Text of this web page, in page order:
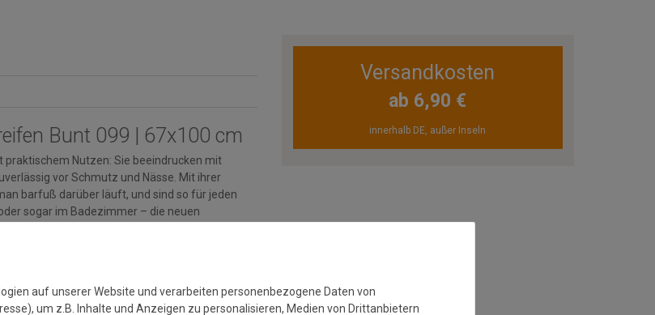
Bunt 099 | 67x100 cm
praktischem Nutzen: Sie beeindrucken mit
vor Schmutz und Nässe. Mit ihrer
barfuß darüber läuft, und sind so für jeden
sogar im Badezimmer – die neuen
robuste Flor entfernt effizient feinen Schmutz
mit Trittrand sorgt für sicheren Halt. Sie
sind pflegeleicht: Bei hartnäckiger
werden.
Versandkosten
ab 6,90 €
innerhalb DE, außer Inseln
auf unserer Website und verarbeiten personenbezogene Daten von
um z.B. Inhalte und Anzeigen zu personalisieren, Medien von Drittanbietern